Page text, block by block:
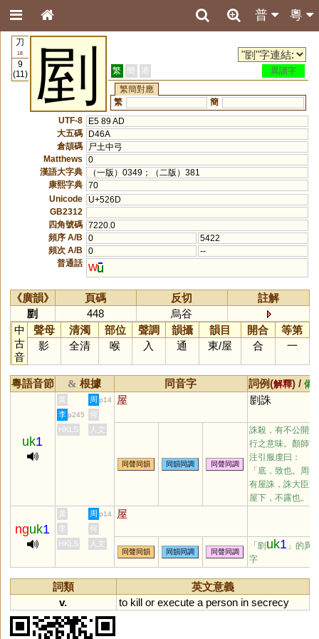
粵
普
刀
18
9
(11)
剭 繁 簡 港
異讀字
繁簡對應
繁
簡
UTF-8
E5 89 AD
大五碼
D46A
倉頡碼
尸土中弓
Matthews
0
漢語大字典
（一版）0349；（二版）381
康熙字典 70
Unicode
U+526D
GB2312
四角號碼 7220.0
頻序 A/B
0
5422
頻次 A/B
0
--
普通話 w
《廣韻》 頁碼 反切
註解
剭
448
烏谷
中
古
音
聲母 清濁 部位 聲調 韻攝 韻目 開合
等第
影
全清 喉 入 通 東/屋 合 一
粵語音節 & 根據 同音字 詞例(解釋) / 備
uk1
黃 周 p14 屋 剭誅
李 p245
何
HKLS
人文
同聲同韻 同韻同調 同聲同調
誅殺，有不公開進
行之意味。顏師古
注引服虔曰：
「底，致也。周禮
有屋誅，誅大臣於
屋下，不露也。」
nguk1
黃 周 p14 屋
李
何
HKLS
人文
同聲同韻 同韻同調 同聲同調
「剭 uk1 」的異
字
詞類
英文意義
v.
to kill or execute a person in secrecy